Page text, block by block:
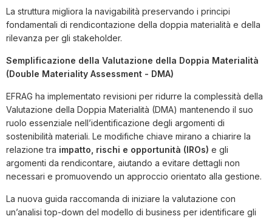
La struttura migliora la navigabilità preservando i principi
fondamentali di rendicontazione della doppia materialità e della
rilevanza per gli stakeholder.
Semplificazione della Valutazione della Doppia Materialità
(Double Materiality Assessment - DMA)
EFRAG ha implementato revisioni per ridurre la complessità della
Valutazione della Doppia Materialità (DMA) mantenendo il suo
ruolo essenziale nell’identificazione degli argomenti di
sostenibilità materiali. Le modifiche chiave mirano a chiarire la
relazione tra impatto, rischi e opportunità (IROs) e gli
argomenti da rendicontare, aiutando a evitare dettagli non
necessari e promuovendo un approccio orientato alla gestione.
La nuova guida raccomanda di iniziare la valutazione con
un’analisi top-down del modello di business per identificare gli